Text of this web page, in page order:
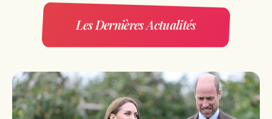
Les Dernières Actualités